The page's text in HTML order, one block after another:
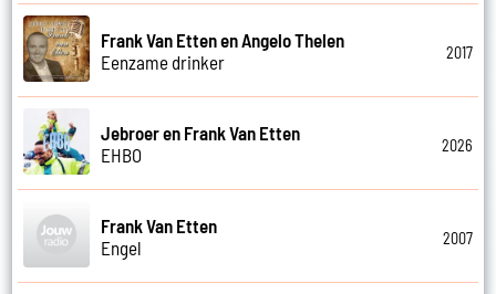
Frank Van Etten en Angelo Thelen
Eenzame drinker
2017
Jebroer en Frank Van Etten
EHBO
2026
Frank Van Etten
Engel
2007